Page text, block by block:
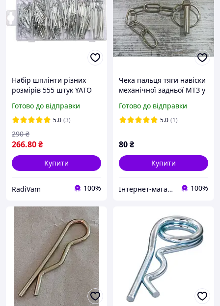
Набір шплінти різних
розмірів 555 штук YATO
Готово до відправки
5.0 (3)
266.80₴
290 ₴
Купити
RadiVam 100%
Чека пальця тяги навіски
механічної задньої МТЗ у
Готово до відправки
5.0 (1)
80₴
Купити
Інтернет-магазин Автозапчастини 100%